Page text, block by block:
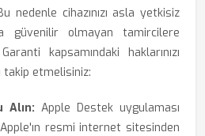
nedenle cihazınızı asla yetkisiz
güvenilir olmayan tamircilere
kapsamındaki haklarınızı
takip etmelisiniz:
Alın: Apple Destek uygulaması
resmi internet sitesinden